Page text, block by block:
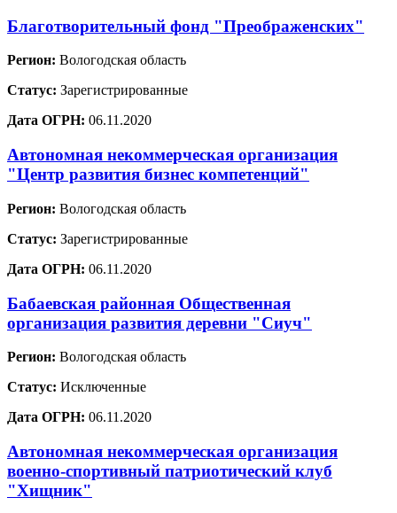
Благотворительный фонд "Преображенских"
Регион: Вологодская область
Статус: Зарегистрированные
Дата ОГРН: 06.11.2020
Автономная некоммерческая организация
"Центр развития бизнес компетенций"
Регион: Вологодская область
Статус: Зарегистрированные
Дата ОГРН: 06.11.2020
Бабаевская районная Общественная
организация развития деревни "Сиуч"
Регион: Вологодская область
Статус: Исключенные
Дата ОГРН: 06.11.2020
Автономная некоммерческая организация
военно-спортивный патриотический клуб
"Хищник"